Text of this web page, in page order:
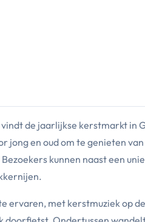
de jaarlijkse kerstmarkt in
jong en oud om te genieten
kunnen naast een
ervaren, met kerstmuziek op